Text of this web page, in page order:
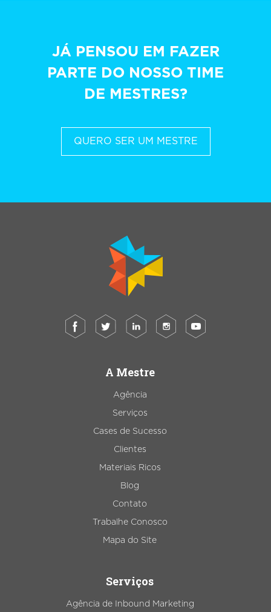
JÁ PENSOU EM FAZER
PARTE DO NOSSO TIME
DE MESTRES?
QUERO SER UM MESTRE
A Mestre
Agência
Serviços
Cases de Sucesso
Clientes
Materiais Ricos
Blog
Contato
Trabalhe Conosco
Mapa do Site
Serviços
Agência de Inbound Marketing